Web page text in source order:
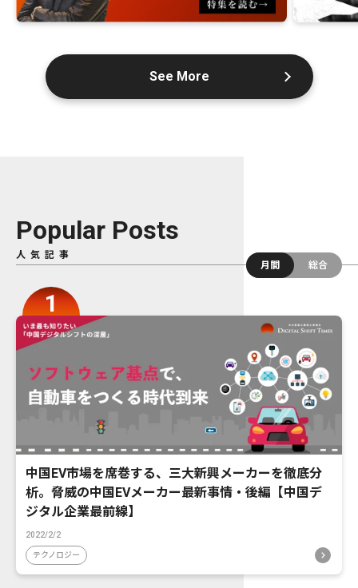
See More
Popular Posts
人気記事
月間
総合
中国EV市場を席巻する、三大新興メーカーを徹底分
析。脅威の中国EVメーカー最新事情・後編【中国デ
ジタル企業最前線】
2022/2/2
テクノロジー